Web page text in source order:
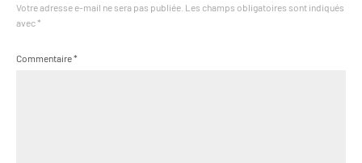
Votre adresse e-mail ne sera pas publiée. Les champs obligatoires sont indiqués
avec *
Commentaire*